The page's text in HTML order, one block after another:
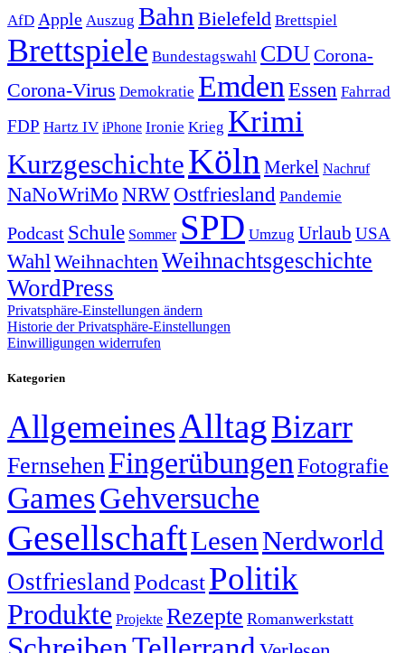
AfD Apple Auszug Bahn Bielefeld Brettspiel
Brettspiele Bundestagswahl CDUCorona-
Corona-Virus Demokratie Emden Essen Fahrrad
FDP Hartz IV iPhone Ironie Krieg Krimi
KurzgeschichteKöln Merkel Nachruf
NaNoWriMo NRWOstfriesland Pandemie
Podcast Schule Sommer SPD Umzug Urlaub USA
Wahl Weihnachten Weihnachtsgeschichte
WordPress
Privatsphäre-Einstellungen ändern
Historie der Privatsphäre-Einstellungen
Einwilligungen widerrufen
Kategorien
AllgemeinesAlltagBizarr
FernsehenFingerübungen Fotografie
GamesGehversuche
GesellschaftLesenNerdworld
OstfrieslandPodcastPolitik
Produkte Projekte Rezepte Romanwerkstatt